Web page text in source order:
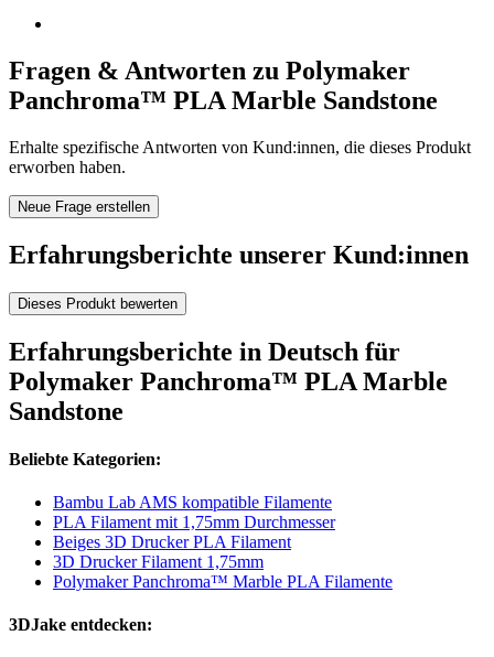
Fragen & Antworten zu Polymaker
Panchroma™ PLA Marble Sandstone
Erhalte spezifische Antworten von Kund:innen, die dieses Produkt
erworben haben.
Neue Frage erstellen
Erfahrungsberichte unserer Kund:innen
Dieses Produkt bewerten
Erfahrungsberichte in Deutsch für
Polymaker Panchroma™ PLA Marble
Sandstone
Beliebte Kategorien:
Bambu Lab AMS kompatible Filamente
PLA Filament mit 1,75mm Durchmesser
Beiges 3D Drucker PLA Filament
3D Drucker Filament 1,75mm
Polymaker Panchroma™ Marble PLA Filamente
3DJake entdecken: